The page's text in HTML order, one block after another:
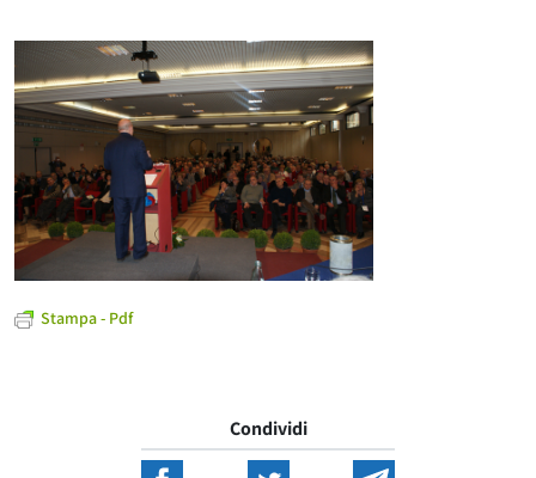
Stampa - Pdf
Condividi